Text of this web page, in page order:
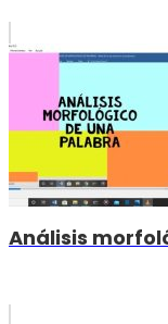
Análisis